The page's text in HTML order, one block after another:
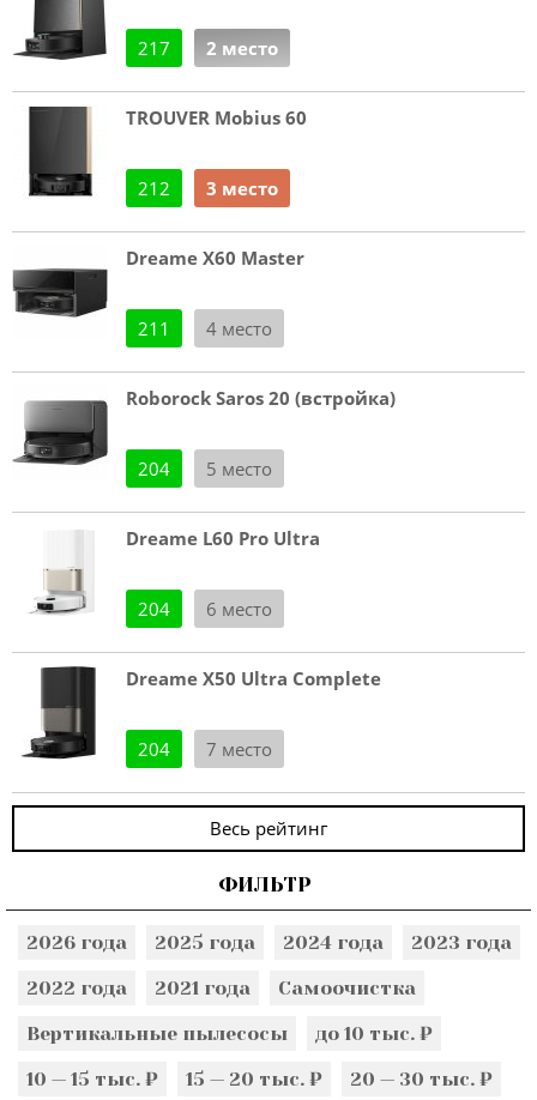
217 2 место
TROUVER Mobius 60
212 3 место
Dreame X60 Master
211 4 место
Roborock Saros 20 (встройка)
204 5 место
Dreame L60 Pro Ultra
204 6 место
Dreame X50 Ultra Complete
204 7 место
Весь рейтинг
ФИЛЬТР
2026 года 2025 года 2024 года
2023 года
2022 года
2021 года
Самоочистка
Вертикальные пылесосы
до 10 тыс. ₽
10 — 15 тыс. ₽
15 — 20 тыс. ₽ 20 — 30 тыс. ₽